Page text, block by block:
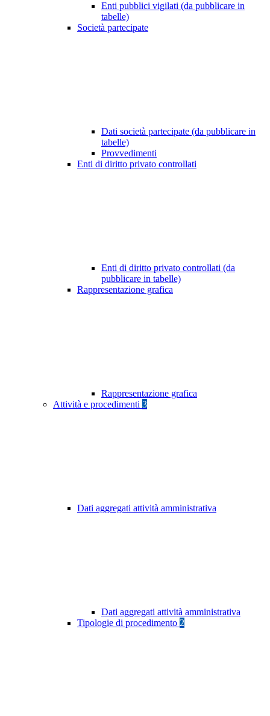
Enti pubblici vigilati (da pubblicare in
tabelle)
Società partecipate
Dati società partecipate (da pubblicare in
tabelle)
Provvedimenti
Enti di diritto privato controllati
Enti di diritto privato controllati (da
pubblicare in tabelle)
Rappresentazione grafica
Rappresentazione grafica
Attività e procedimenti 3
Dati aggregati attività amministrativa
Dati aggregati attività amministrativa
Tipologie di procedimento 2